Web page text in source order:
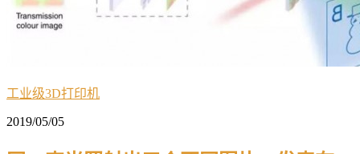
工业级3D打印机
2019/05/05